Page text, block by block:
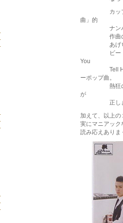
カップリン
曲」的
ナンバー
作曲の新井
あげちゃっ
ビートルズ
You
Tell Her”、
ーポップ曲。
熱狂のビー
が
正しきマー
加えて、以上
実にマニアック
読み応えありま